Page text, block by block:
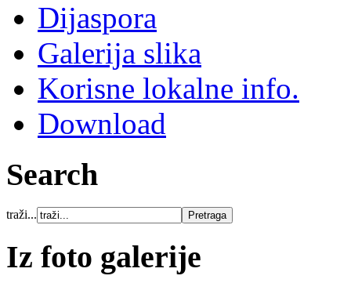
Dijaspora
Galerija slika
Korisne lokalne info.
Download
Search
traži...
Iz foto galerije